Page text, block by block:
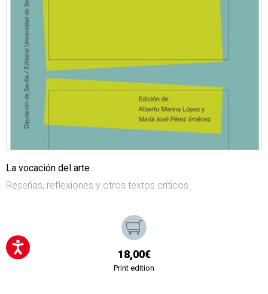
La vocación del arte
Reseñas, reflexiones y otros textos críticos
18,00€
Print edition